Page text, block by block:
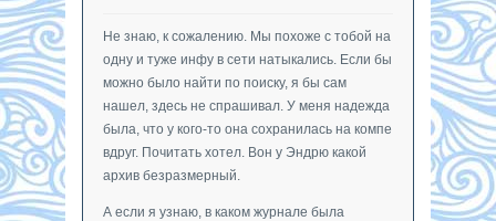
Не знаю, к сожалению. Мы похоже с тобой на
одну и туже инфу в сети натыкались. Если бы
можно было найти по поиску, я бы сам
нашел, здесь не спрашивал. У меня надежда
была, что у кого-то она сохранилась на компе
вдруг. Почитать хотел. Вон у Эндрю какой
архив безразмерный.
А если я узнаю, в каком журнале была